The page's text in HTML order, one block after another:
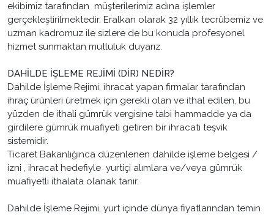
ekibimiz tarafından müşterilerimiz adına işlemler
gerçekleştirilmektedir. Eralkan olarak 32 yıllık tecrübemiz ve
uzman kadromuz ile sizlere de bu konuda profesyonel
hizmet sunmaktan mutluluk duyarız.
DAHİLDE İŞLEME REJİMİ (DİR) NEDİR?
Dahilde İşleme Rejimi, ihracat yapan firmalar tarafından
ihraç ürünleri üretmek için gerekli olan ve ithal edilen, bu
yüzden de ithali gümrük vergisine tabi hammadde ya da
girdilere gümrük muafiyeti getiren bir ihracatı teşvik
sistemidir.
Ticaret Bakanlığınca düzenlenen dahilde işleme belgesi /
izni , ihracat hedefiyle yurtiçi alımlara ve/veya gümrük
muafiyetli ithalata olanak tanır.
Dahilde İşleme Rejimi, yurt içinde dünya fiyatlarından temin